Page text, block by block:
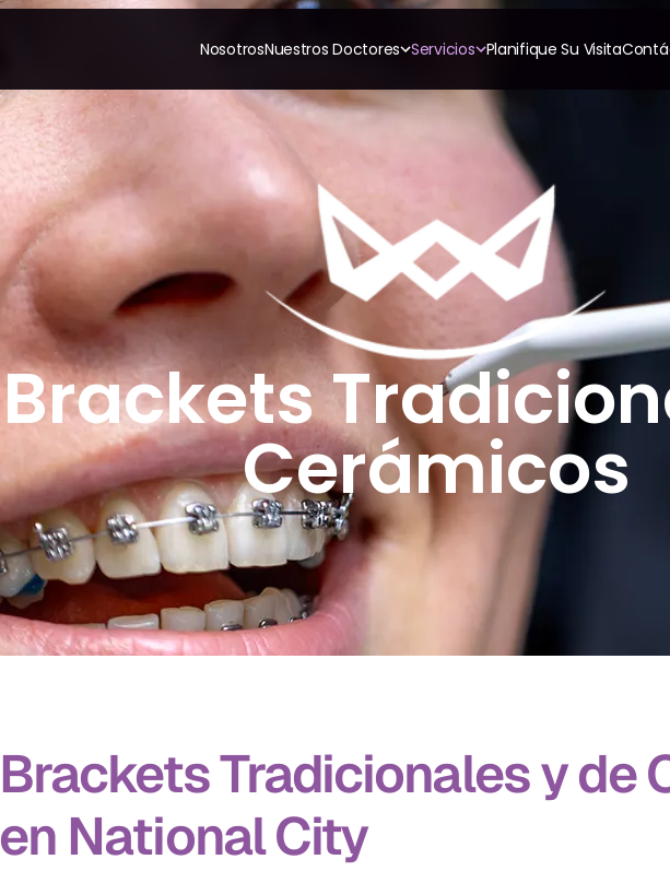
NosotrosNuestros Doctores Servicios
GENERAL
Tratamiento de
Emergencia
Extracciones
Protectores Nocturnos
Exámenes Orales
Tratamiento Periodontal
Programa Preventivo
Tratamiento de Conducto
Protectores Bucales
Deportivos
Coronas y Fundas
Puentes Dentales
Empastes Dentales
Dentaduras
Implantes Dentales
Dentaduras en el Mismo
Día
Implantes el Mismo Día
Reparaciones el Mismo
Coronas de Cerámica
Impresiones Digitales
Radiografía Digital
Planifique Su Visita
Brackets
Cerámicos
Brackets Tradicionales y de
en National City